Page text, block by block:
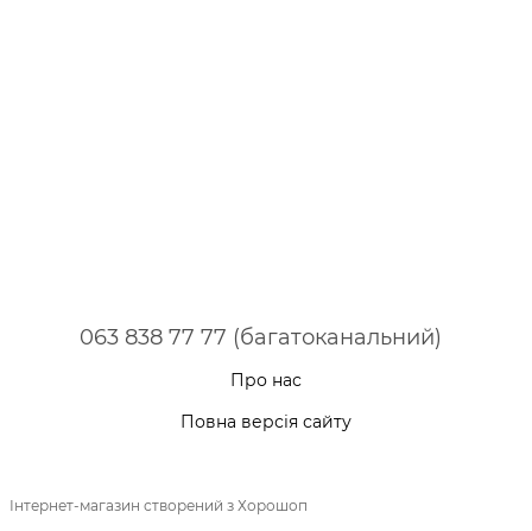
063 838 77 77 (багатоканальний)
Про нас
Повна версія сайту
Інтернет-магазин створений з Хорошоп